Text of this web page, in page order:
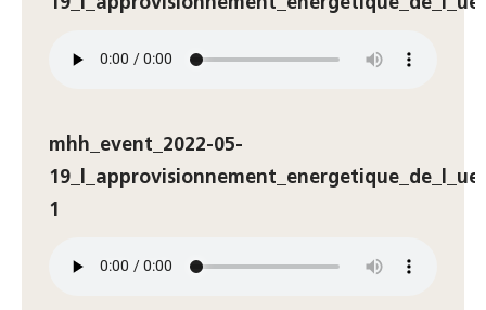
mhh_event_2022-05-
1